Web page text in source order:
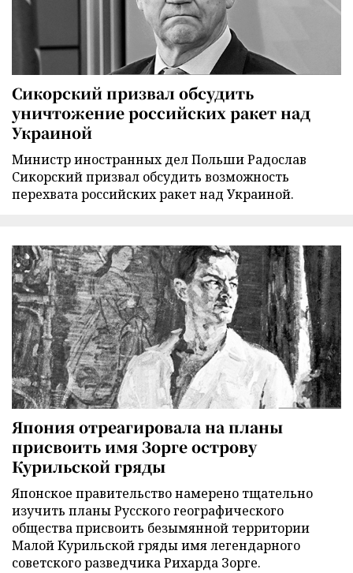
Сикорский призвал обсудить
уничтожение российских ракет над
Украиной
Министр иностранных дел Польши Радослав
Сикорский призвал обсудить возможность
перехвата российских ракет над Украиной.
Япония отреагировала на планы
присвоить имя Зорге острову
Курильской гряды
Японское правительство намерено тщательно
изучить планы Русского географического
общества присвоить безымянной территории
Малой Курильской гряды имя легендарного
советского разведчика Рихарда Зорге.